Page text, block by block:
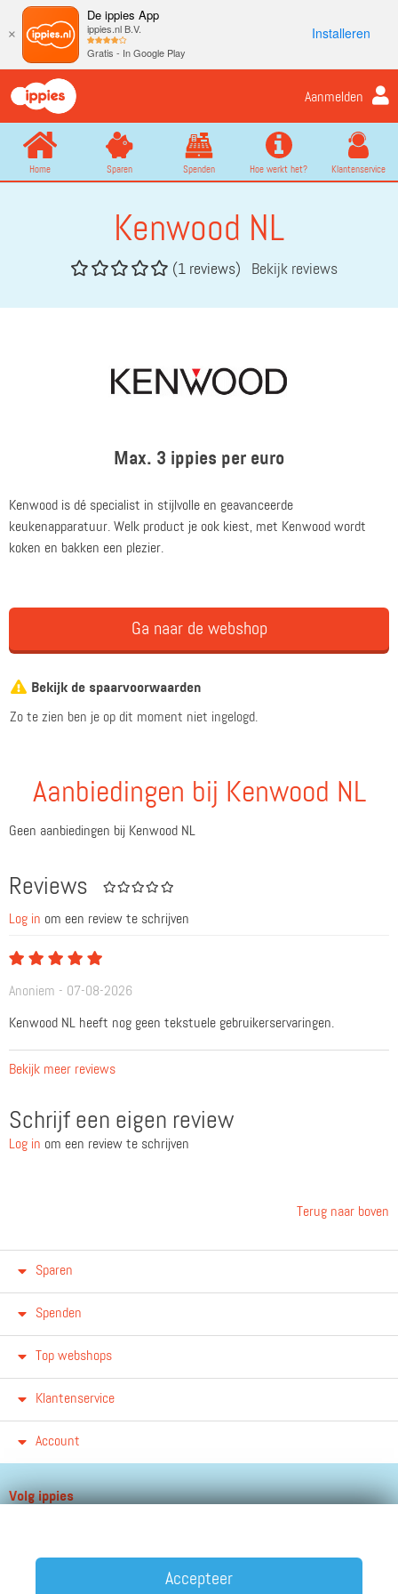
×
De ippies App
ippies.nl B.V.
Gratis - In Google Play
Installeren
Aanmelden
Home Sparen Spenden Hoe werkt het? Klantenservice
Kenwood NL
(1 reviews) Bekijk reviews
Max. 3 ippies per euro
Kenwood is dé specialist in stijlvolle en geavanceerde
keukenapparatuur. Welk product je ook kiest, met Kenwood wordt
koken en bakken een plezier.
Ga naar de webshop
Bekijk de spaarvoorwaarden
Zo te zien ben je op dit moment niet ingelogd.
Aanbiedingen bij Kenwood NL
Geen aanbiedingen bij Kenwood NL
Reviews
Log in om een review te schrijven
Anoniem - 07-08-2026
Kenwood NL heeft nog geen tekstuele gebruikerservaringen.
Bekijk meer reviews
Schrijf een eigen review
Log in om een review te schrijven
Terug naar boven
Sparen
Spenden
Top webshops
Klantenservice
Account
Volg ippies
Accepteer